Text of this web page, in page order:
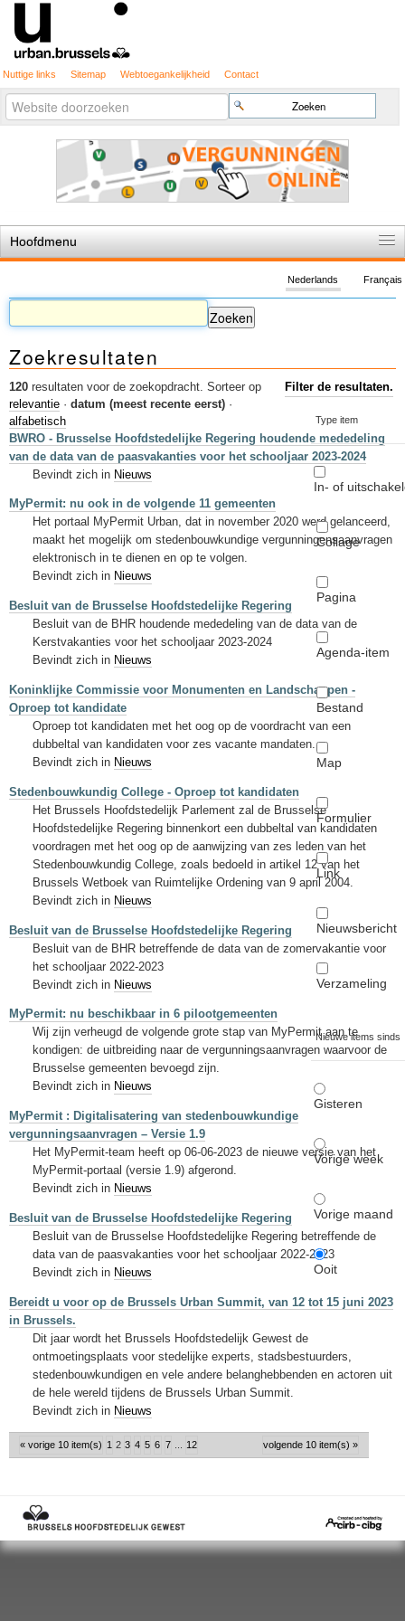
Nuttige links Sitemap Webtoegankelijkheid Contact
Zoek
Geavanceerd
zoeken...
Hoofdmenu
De spelregels
Stedenbouwkundige vergunning
Cartografie
Studies en publicaties
Sleutelwoorden
Stedenbouwkundige inlichtingen
Français
Nederlands
Zoekresultaten
120 resultaten voor de zoekopdracht. Filter de resultaten.
Type item
In- of
Collage
Pagina
Agenda-item
Bestand
Map
Formulier
Link
Nieuwsbericht
Verzameling
Nieuwe items sinds
Gisteren
Vorige week
Vorige maand
Ooit
Sorteer op
relevantie · datum (meest recente eerst) ·
alfabetisch
BWRO - Brusselse Hoofdstedelijke Regering houdende mededeling
van de data van de paasvakanties voor het schooljaar 2023-2024
Bevindt zich in Nieuws
MyPermit: nu ook in de volgende 11 gemeenten
Het portaal MyPermit Urban, dat in november 2020 werd gelanceerd,
maakt het mogelijk om stedenbouwkundige vergunningensaanvragen
elektronisch in te dienen en op te volgen.
Bevindt zich in Nieuws
Besluit van de Brusselse Hoofdstedelijke Regering
Besluit van de BHR houdende mededeling van de data van de
Kerstvakanties voor het schooljaar 2023-2024
Bevindt zich in Nieuws
Koninklijke Commissie voor Monumenten en Landschappen -
Oproep tot kandidate
Oproep tot kandidaten met het oog op de voordracht van een
dubbeltal van kandidaten voor zes vacante mandaten.
Bevindt zich in Nieuws
Stedenbouwkundig College - Oproep tot kandidaten
Het Brussels Hoofdstedelijk Parlement zal de Brusselse
Hoofdstedelijke Regering binnenkort een dubbeltal van kandidaten
voordragen met het oog op de aanwijzing van zes leden van het
Stedenbouwkundig College, zoals bedoeld in artikel 12 van het
Brussels Wetboek van Ruimtelijke Ordening van 9 april 2004.
Bevindt zich in Nieuws
Besluit van de Brusselse Hoofdstedelijke Regering
Besluit van de BHR betreffende de data van de zomervakantie voor
het schooljaar 2022-2023
Bevindt zich in Nieuws
MyPermit: nu beschikbaar in 6 pilootgemeenten
Wij zijn verheugd de volgende grote stap van MyPermit aan te
kondigen: de uitbreiding naar de vergunningsaanvragen waarvoor de
Brusselse gemeenten bevoegd zijn.
Bevindt zich in Nieuws
MyPermit : Digitalisatering van stedenbouwkundige
vergunningsaanvragen – Versie 1.9
Het MyPermit-team heeft op 06-06-2023 de nieuwe versie van het
MyPermit-portaal (versie 1.9) afgerond.
Bevindt zich in Nieuws
Besluit van de Brusselse Hoofdstedelijke Regering
Besluit van de Brusselse Hoofdstedelijke Regering betreffende de
data van de paasvakanties voor het schooljaar 2022-2023
Bevindt zich in Nieuws
Bereidt u voor op de Brussels Urban Summit, van 12 tot 15 juni 2023
in Brussels.
Dit jaar wordt het Brussels Hoofdstedelijk Gewest de
ontmoetingsplaats voor stedelijke experts, stadsbestuurders,
stedenbouwkundigen en vele andere belanghebbenden en actoren uit
de hele wereld tijdens de Brussels Urban Summit.
Bevindt zich in Nieuws
« vorige 10 item(s) volgende 10 item(s) »
1 2 3 4 5 6 7 12